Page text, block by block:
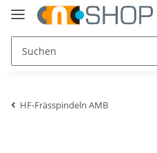
HF-Frässpindeln AMB